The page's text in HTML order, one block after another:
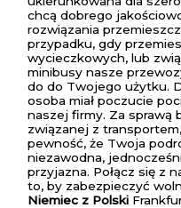
chcą dobrego
rozwiązania
przypadku, gdy
wycieczkowych, lub
minibusy nasze
do do Twojego użytku.
osoba miał poczucie
naszej firmy. Za sprawą
związanej z
pewność, że Twoja
niezawodna,
przyjazna. Połącz się z
to, by zabezpieczyć
Niemiec z Polski